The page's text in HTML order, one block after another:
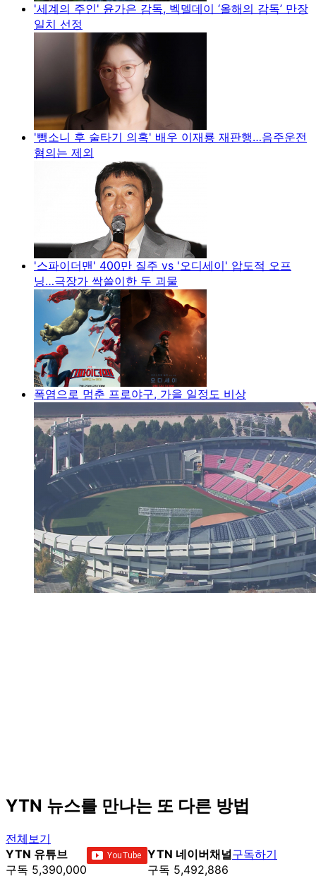
'세계의 주인' 윤가은 감독, 벡델데이 ‘올해의 감독’ 만장
일치 선정
'뺑소니 후 술타기 의혹' 배우 이재룡 재판행…음주운전
혐의는 제외
'스파이더맨' 400만 질주 vs '오디세이' 압도적 오프
닝…극장가 싹쓸이한 두 괴물
폭염으로 멈춘 프로야구, 가을 일정도 비상
YTN 뉴스를 만나는 또 다른 방법
전체보기
YTN 유튜브
구독 5,390,000
YTN 네이버채널
구독 5,492,886
구독하기